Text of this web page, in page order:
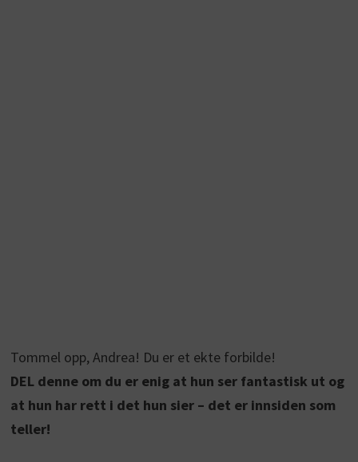
Tommel opp, Andrea! Du er et ekte forbilde!
DEL denne om du er enig at hun ser fantastisk ut og
at hun har rett i det hun sier – det er innsiden som
teller!